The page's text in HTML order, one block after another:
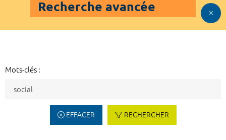
Recherche avancée
Mots-clés :
EFFACER RECHERCHER